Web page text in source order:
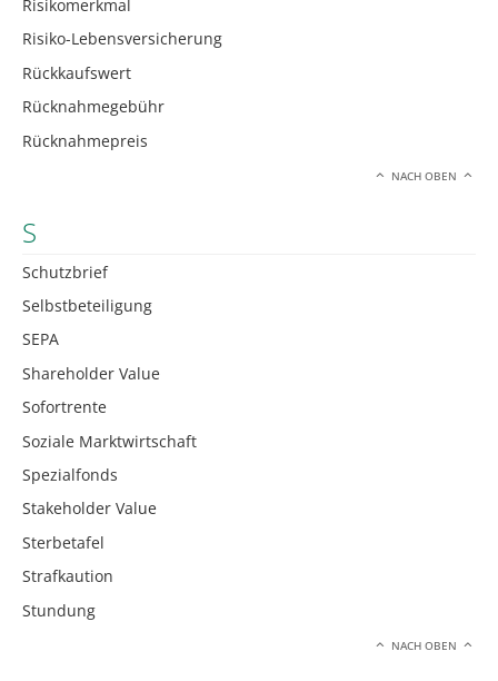
Risikomerkmal
Risiko-Lebensversicherung
Rückkaufswert
Rücknahmegebühr
Rücknahmepreis
NACH OBEN
S
Schutzbrief
Selbstbeteiligung
SEPA
Shareholder Value
Sofortrente
Soziale Marktwirtschaft
Spezialfonds
Stakeholder Value
Sterbetafel
Strafkaution
Stundung
NACH OBEN